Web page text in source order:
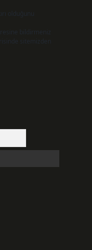
olduğunu
bildirmeniz
sitemizden